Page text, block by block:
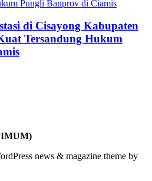
di Cisayong Kabupaten
Tersandung Hukum
news & magazine theme by